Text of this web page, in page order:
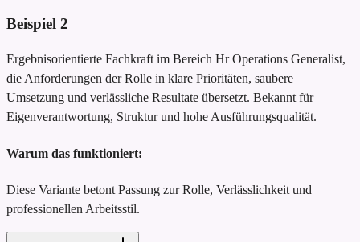
Beispiel 2
Ergebnisorientierte Fachkraft im Bereich Hr Operations Generalist,
die Anforderungen der Rolle in klare Prioritäten, saubere
Umsetzung und verlässliche Resultate übersetzt. Bekannt für
Eigenverantwortung, Struktur und hohe Ausführungsqualität.
Warum das funktioniert:
Diese Variante betont Passung zur Rolle, Verlässlichkeit und
professionellen Arbeitsstil.